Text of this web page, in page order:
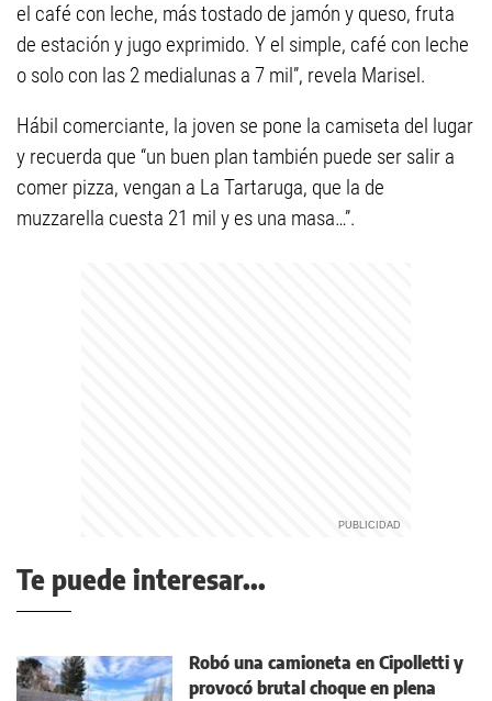
el café con leche, más tostado de jamón y queso, fruta
de estación y jugo exprimido. Y el simple, café con leche
o solo con las 2 medialunas a 7 mil”, revela Marisel.
Hábil comerciante, la joven se pone la camiseta del lugar
y recuerda que “un buen plan también puede ser salir a
comer pizza, vengan a La Tartaruga, que la de
muzzarella cuesta 21 mil y es una masa…”.
Te puede interesar...
Robó una camioneta en Cipolletti y
provocó brutal choque en plena